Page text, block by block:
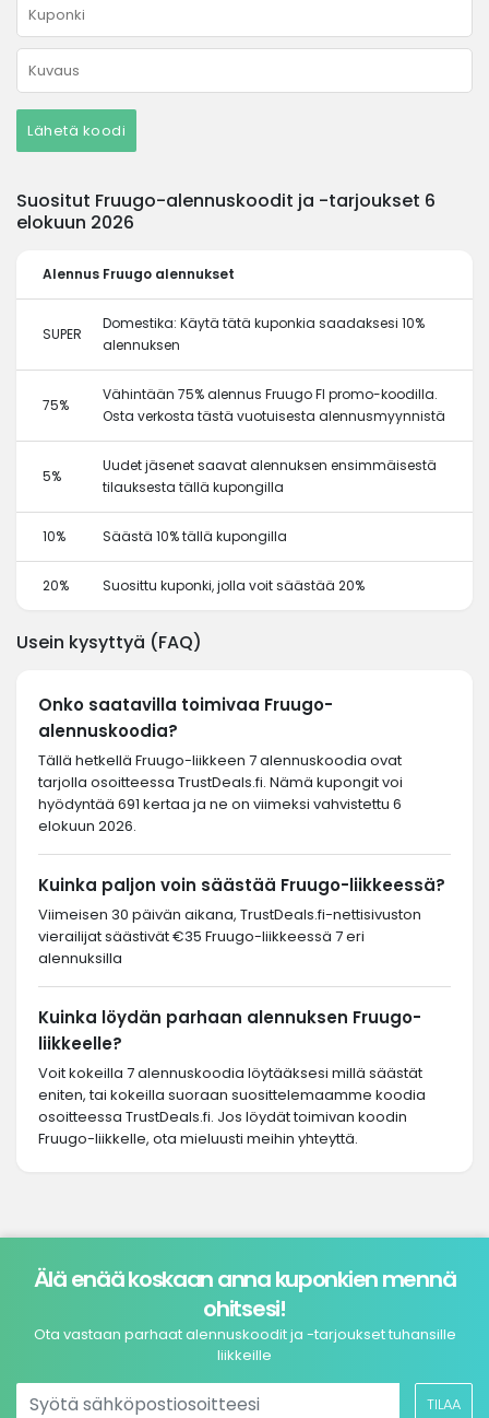
Lähetä koodi
Suositut Fruugo-alennuskoodit ja -tarjoukset 6
elokuun 2026
Alennus Fruugo alennukset
SUPER
Domestika: Käytä tätä kuponkia saadaksesi 10%
alennuksen
75%
Vähintään 75% alennus Fruugo FI promo-koodilla.
Osta verkosta tästä vuotuisesta alennusmyynnistä
5%
Uudet jäsenet saavat alennuksen ensimmäisestä
tilauksesta tällä kupongilla
10% Säästä 10% tällä kupongilla
20% Suosittu kuponki, jolla voit säästää 20%
Usein kysyttyä (FAQ)
Onko saatavilla toimivaa Fruugo-
alennuskoodia?
Tällä hetkellä Fruugo-liikkeen 7 alennuskoodia ovat
tarjolla osoitteessa TrustDeals.fi. Nämä kupongit voi
hyödyntää 691 kertaa ja ne on viimeksi vahvistettu 6
elokuun 2026.
Kuinka paljon voin säästää Fruugo-liikkeessä?
Viimeisen 30 päivän aikana, TrustDeals.fi-nettisivuston
vierailijat säästivät €35 Fruugo-liikkeessä 7 eri
alennuksilla
Kuinka löydän parhaan alennuksen Fruugo-
liikkeelle?
Voit kokeilla 7 alennuskoodia löytääksesi millä säästät
eniten, tai kokeilla suoraan suosittelemaamme koodia
osoitteessa TrustDeals.fi. Jos löydät toimivan koodin
Fruugo-liikkelle, ota mieluusti meihin yhteyttä.
Älä enää koskaan anna kuponkien mennä
ohitsesi!
Ota vastaan parhaat alennuskoodit ja -tarjoukset tuhansille
liikkeille
TILAA